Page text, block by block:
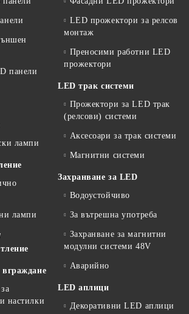
панели
лампи
лампи
вграждане
настилки
LED прожектори за релсов
монтаж
Преносими работни LED
прожектори
LED трак системи
Прожектори за LED трак
(релсови) системи
Аксесоари за трак системи
Магнитни системи
Захранване за LED
Водоустойчиво
За вътрешна употреба
Захранване за магнитни
модулни системи 48V
Аварийно
LED аплици
Декоративни LED аплици